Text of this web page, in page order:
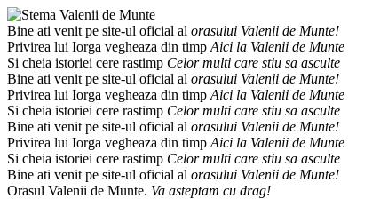
Bine ati venit pe site-ul oficial al orasului Valenii de Munte!
Privirea lui Iorga vegheaza din timp Aici la Valenii de Munte
Si cheia istoriei cere rastimp Celor multi care stiu sa asculte
Bine ati venit pe site-ul oficial al orasului Valenii de Munte!
Privirea lui Iorga vegheaza din timp Aici la Valenii de Munte
Si cheia istoriei cere rastimp Celor multi care stiu sa asculte
Bine ati venit pe site-ul oficial al orasului Valenii de Munte!
Privirea lui Iorga vegheaza din timp Aici la Valenii de Munte
Si cheia istoriei cere rastimp Celor multi care stiu sa asculte
Bine ati venit pe site-ul oficial al orasului Valenii de Munte!
Orasul Valenii de Munte. Va asteptam cu drag!